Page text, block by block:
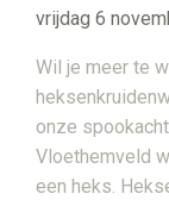
vrijdag 6
Wil je meer te
onze
Vloethemveld
een heks.